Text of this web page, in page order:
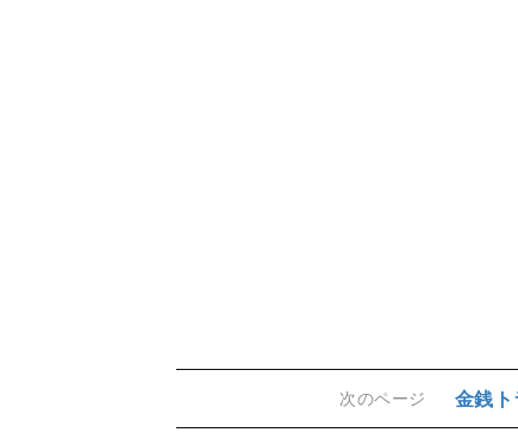
次のページ 金銭